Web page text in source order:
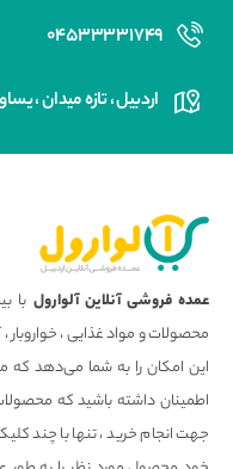
۰۴۵۳۳۳۳۱۷۴۹
اردبیل ، تازه میدان ،
عمده فروشی آنلاین آلوارول با
محصولات و مواد غذایی ، خواروبار
این امکان را به شما می‌دهد که
اطمینان داشته باشید که
جهت انجام خرید ، تنها با چند